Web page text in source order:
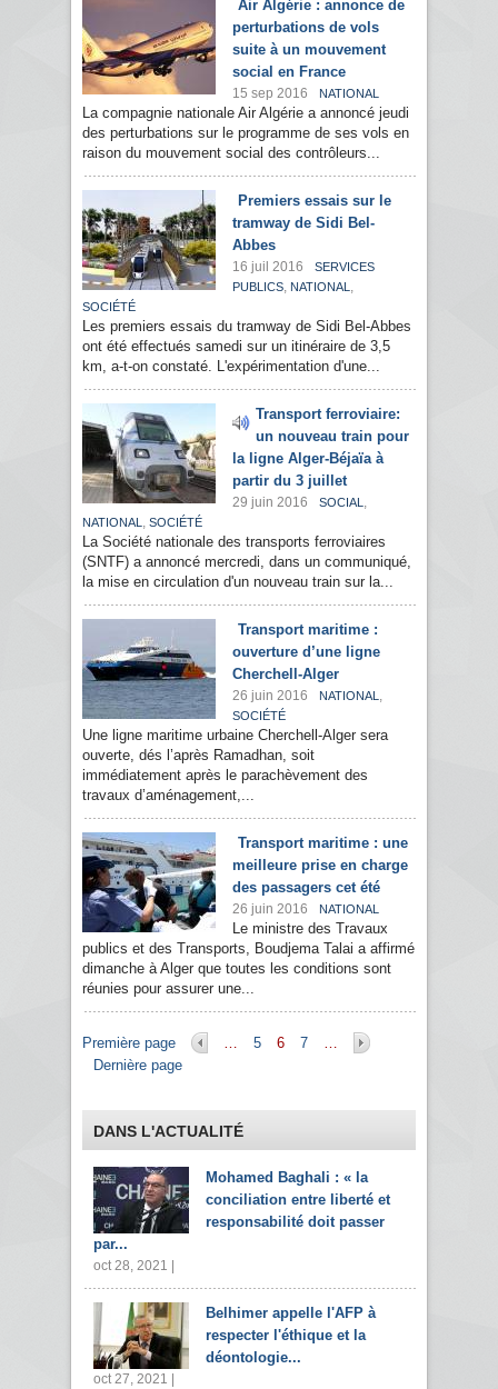
Air Algérie : annonce de
perturbations de vols
suite à un mouvement
social en France
15 sep 2016 NATIONAL
La compagnie nationale Air Algérie a annoncé jeudi
des perturbations sur le programme de ses vols en
raison du mouvement social des contrôleurs...
Premiers essais sur le
tramway de Sidi Bel-
Abbes
16 juil 2016
SERVICES
PUBLICS, NATIONAL ,
SOCIÉTÉ
Les premiers essais du tramway de Sidi Bel-Abbes
ont été effectués samedi sur un itinéraire de 3,5
km, a-t-on constaté. L'expérimentation d'une...
Transport ferroviaire:
un nouveau train pour
la ligne Alger-Béjaïa à
partir du 3 juillet
29 juin 2016 SOCIAL ,
NATIONAL , SOCIÉTÉ
La Société nationale des transports ferroviaires
(SNTF) a annoncé mercredi, dans un communiqué,
la mise en circulation d'un nouveau train sur la...
Transport maritime :
ouverture d’une ligne
Cherchell-Alger
26 juin 2016 NATIONAL ,
SOCIÉTÉ
Une ligne maritime urbaine Cherchell-Alger sera
ouverte, dés l’après Ramadhan, soit
immédiatement après le parachèvement des
travaux d’aménagement,...
Transport maritime : une
meilleure prise en charge
des passagers cet été
26 juin 2016 NATIONAL
Le ministre des Travaux
publics et des Transports, Boudjema Talai a affirmé
dimanche à Alger que toutes les conditions sont
réunies pour assurer une...
Pages
Première page … 5 6 7
…
Dernière page
DANS L'ACTUALITÉ
Mohamed Baghali : « la
conciliation entre liberté et
responsabilité doit passer
par...
oct 28, 2021 |
Belhimer appelle l'AFP à
respecter l'éthique et la
déontologie...
oct 27, 2021 |